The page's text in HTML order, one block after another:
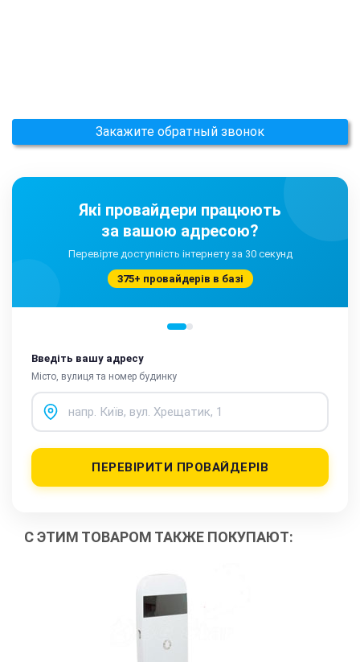
Закажите обратный звонок
Які провайдери працюють
за вашою адресою?
Перевірте доступність інтернету за 30 секунд
375+ провайдерів в базі
Введіть вашу адресу
Місто, вулиця та номер будинку
ПЕРЕВІРИТИ ПРОВАЙДЕРІВ
С ЭТИМ ТОВАРОМ ТАКЖЕ ПОКУПАЮТ: